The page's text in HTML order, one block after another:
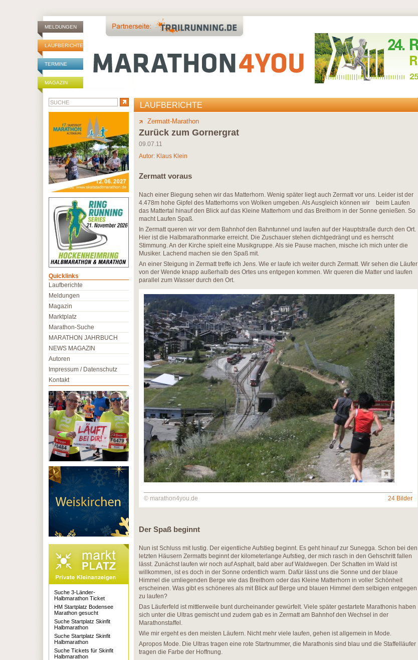
MELDUNGEN
LAUFBERICHTE
TERMINE
MAGAZIN
LAUFBERICHTE
Zermatt-Marathon
Zurück zum Gornergrat
09.07.11
Autor: Klaus Klein
Zermatt voraus
Nach einer Biegung sehen wir das Matterhorn. Wenig später liegt auch Zermatt vor uns. Leider ist der
4.478m hohe Gipfel des Matterhorns von Wolken umgeben. Als Ausgleich können wir beim Laufen
das Mattertal hinauf den Blick auf das Kleine Matterhorn und das Breithorn in der Sonne genießen. So
macht Laufen Spaß.
In Zermatt queren wir vor dem Bahnhof den Bahntunnel und laufen auf der Hauptstraße durch den Ort.
Hier ist die Halbmarathonmarke erreicht. Die Zuschauer stehen dichtgedrängt und es herrscht
Stimmung. An der Kirche spielt eine Musikgruppe. Als sie Pause machen, mische ich mich unter die
Musiker. Lachend machen sie den Spaß mit.
An einer Steigung in Zermatt treffe ich Jens. Wie er laufe ich weiter durch Zermatt. Wir sehen die Läufer
von der Wende knapp außerhalb des Ortes uns entgegen kommen. Wir queren die Matter und laufen
parallel zum Wasser durch den Ort.
© marathon4you.de 24 Bilder
Der Spaß beginnt
Nun ist Schluss mit lustig. Der eigentliche Aufstieg beginnt. Es geht hinauf zur Sunegga. Schon bei den
letzten Häusern Zermatts beginnt der kilometerlange Aufstieg, der mich rasch in den Gehschritt fallen
lässt. Zunächst laufen wir noch auf Asphalt, bald aber auf Waldwegen. Der Schatten im Wald ist
willkommen, ist es doch in der Sonne ordentlich warm. Dafür lässt uns die Sonne und der blaue
Himmel die umliegenden Berge wie das Breithorn oder das Kleine Matterhorn in voller Schönheit
erscheinen. Was gibt es schöneres als mit Blick auf Berge und blauen Himmel dem selbigen entgegen
zu laufen?
Das Läuferfeld ist mittlerweile bunt durcheinander gewürfelt. Viele später gestartete Marathonis haben
sich unter die Ultras gemischt und zudem gab es in Zermatt am Bahnhof den Wechsel in der
Marathonstaffel.
Wie mir ergeht es den meisten Läufern. Nicht mehr viele laufen, gehen ist allgemein in Mode.
Apropos Mode. Die Ultras tragen eine rote Startnummer, die Marathonis sind blau und die Staffelläufer
tragen die Farbe der Hoffnung.
Quicklinks
Laufberichte
Meldungen
Magazin
Marktplatz
Marathon-Suche
MARATHON JAHRBUCH
NEWS MAGAZIN
Autoren
Impressum / Datenschutz
Kontakt
Suche 3-Länder-
Halbmarathon Ticket
HM Startplatz Bodensee
Marathon gesucht
Suche Startplatz Skinfit
Halbmarathon
Suche Startplatz Skinfit
Halbmarathon
Suche Tickets für Skinfit
Halbmarathon